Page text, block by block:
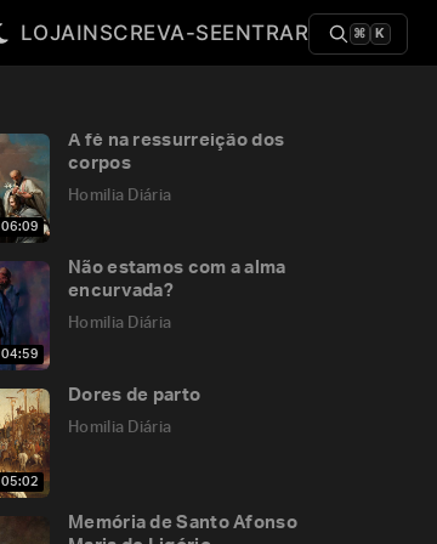
LOJAINSCREVA-SEENTRAR ⌘ K
06:09
A fé na ressurreição dos
corpos
Homilia Diária
04:59
Não estamos com a alma
encurvada?
Homilia Diária
05:02
Dores de parto
Homilia Diária
Memória de Santo Afonso